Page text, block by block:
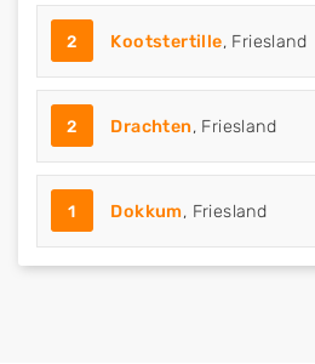
2 Kootstertille, Friesland
2 Drachten, Friesland
1 Dokkum, Friesland